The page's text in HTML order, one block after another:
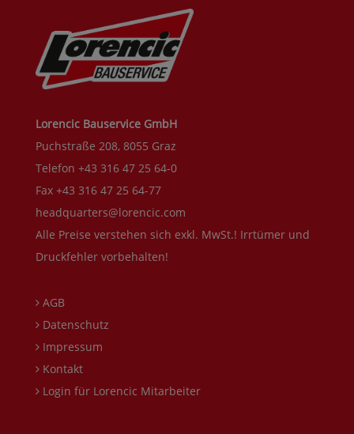
Lorencic Bauservice GmbH
Puchstraße 208, 8055 Graz
Telefon +43 316 47 25 64-0
Fax +43 316 47 25 64-77
headquarters@lorencic.com
Alle Preise verstehen sich exkl. MwSt.! Irrtümer und
Druckfehler vorbehalten!
AGB
Datenschutz
Impressum
Kontakt
Login für Lorencic Mitarbeiter